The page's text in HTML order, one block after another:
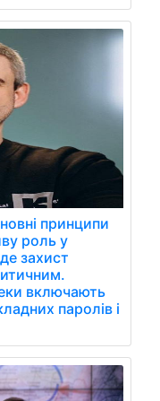
принципи
роль у
захист
включають
паролів і